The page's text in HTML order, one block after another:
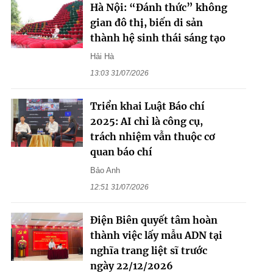
Hà Nội: “Đánh thức” không
gian đô thị, biến di sản
thành hệ sinh thái sáng tạo
Hải Hà
13:03 31/07/2026
Triển khai Luật Báo chí
2025: AI chỉ là công cụ,
trách nhiệm vẫn thuộc cơ
quan báo chí
Bảo Anh
12:51 31/07/2026
Điện Biên quyết tâm hoàn
thành việc lấy mẫu ADN tại
nghĩa trang liệt sĩ trước
ngày 22/12/2026